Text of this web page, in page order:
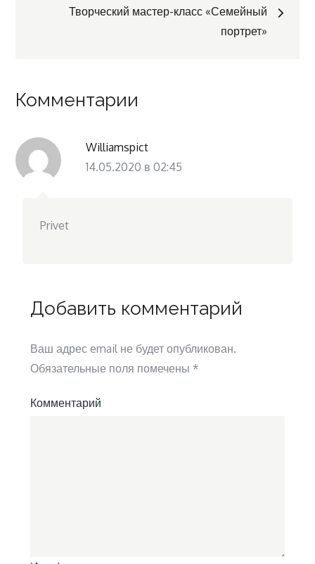
Творческий мастер-класс «Семейный
портрет»
Комментарии
Williamspict
14.05.2020 в 02:45
Privet
Добавить комментарий
Ваш адрес email не будет опубликован.
Обязательные поля помечены *
Комментарий